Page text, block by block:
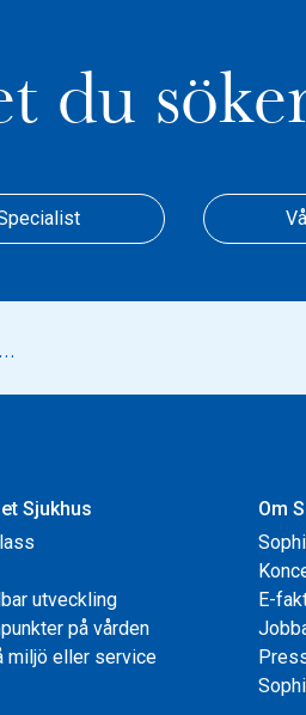
du
Sjukhus
utveckling
på vården
miljö eller service
Om
E-